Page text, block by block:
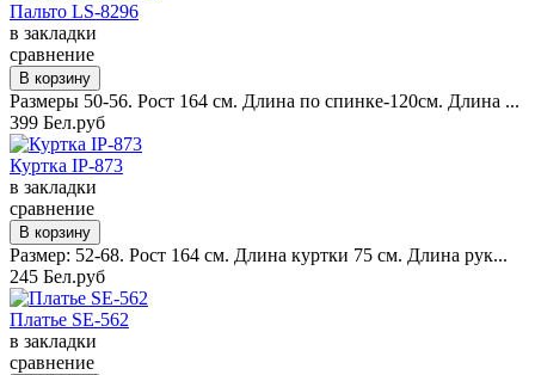
Пальто LS-8296
в закладки
сравнение
Размеры 50-56. Рост 164 см. Длина по спинке-120см. Длина ...
399 Бел.руб
Куртка IP-873
в закладки
сравнение
Размер: 52-68. Рост 164 см. Длина куртки 75 см. Длина рук...
245 Бел.руб
Платье SE-562
в закладки
сравнение